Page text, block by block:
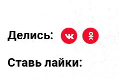
Делись:
Ставь лайки: